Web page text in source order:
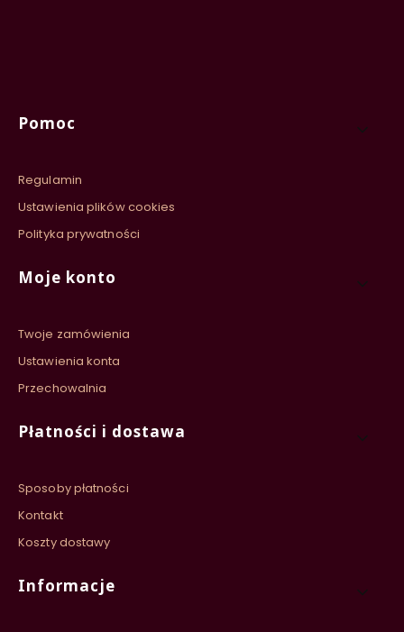
Linki w stopce
Pomoc
Regulamin
Ustawienia plików cookies
Polityka prywatności
Moje konto
Twoje zamówienia
Ustawienia konta
Przechowalnia
Płatności i dostawa
Sposoby płatności
Kontakt
Koszty dostawy
Informacje